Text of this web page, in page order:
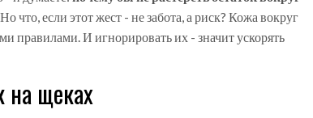
что, если этот жест - не забота, а риск? Кожа вокруг
правилами. И игнорировать их - значит ускорять
на щеках